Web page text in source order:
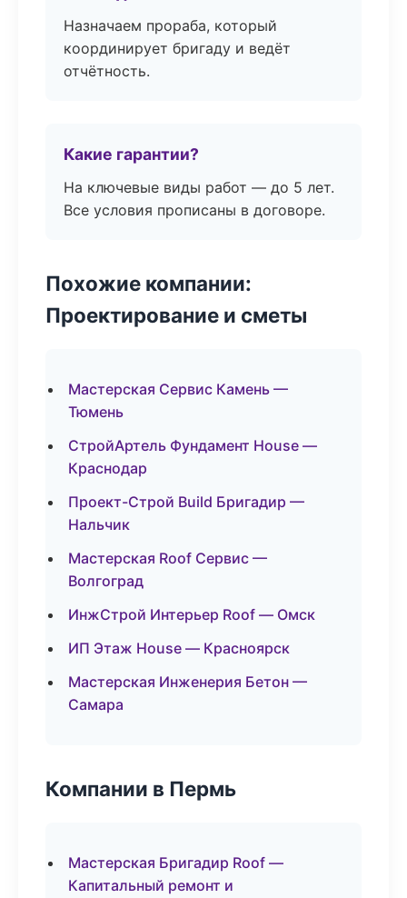
Назначаем прораба, который
координирует бригаду и ведёт
отчётность.
Какие гарантии?
На ключевые виды работ — до 5 лет.
Все условия прописаны в договоре.
Похожие компании:
Проектирование и сметы
Мастерская Сервис Камень —
Тюмень
СтройАртель Фундамент House —
Краснодар
Проект-Строй Build Бригадир —
Нальчик
Мастерская Roof Сервис —
Волгоград
ИнжСтрой Интерьер Roof — Омск
ИП Этаж House — Красноярск
Мастерская Инженерия Бетон —
Самара
Компании в Пермь
Мастерская Бригадир Roof —
Капитальный ремонт и